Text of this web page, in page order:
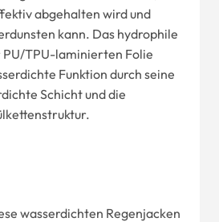
abgehalten wird und
kann. Das hydrophile
TPU-laminierten Folie
Funktion durch seine
Schicht und die
wasserdichten Regenjacken